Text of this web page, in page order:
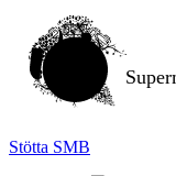
Stötta SMB